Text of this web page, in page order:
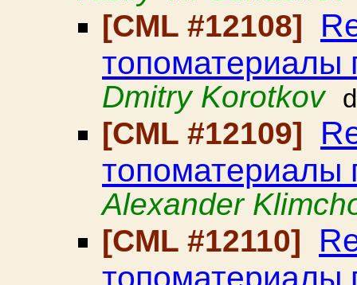
[CML #12108]
топоматериалы
Dmitry Korotkov
[CML #12109]
топоматериалы
Alexander
[CML #12110]